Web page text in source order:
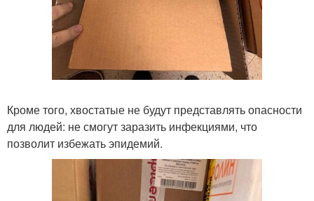
Кроме того, хвостатые не будут представлять опасности
для людей: не смогут заразить инфекциями, что
позволит избежать эпидемий.